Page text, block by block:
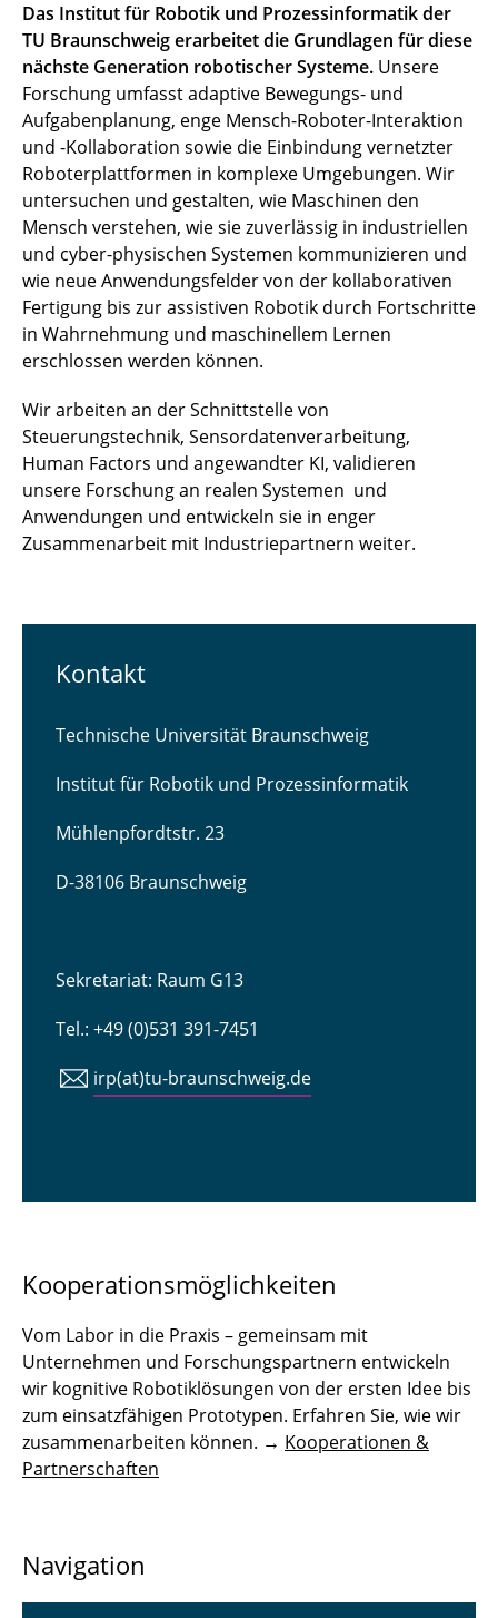
Das Institut für Robotik und Prozessinformatik der
TU Braunschweig erarbeitet die Grundlagen für diese
nächste Generation robotischer Systeme. Unsere
Forschung umfasst adaptive Bewegungs- und
Aufgabenplanung, enge Mensch-Roboter-Interaktion
und -Kollaboration sowie die Einbindung vernetzter
Roboterplattformen in komplexe Umgebungen. Wir
untersuchen und gestalten, wie Maschinen den
Mensch verstehen, wie sie zuverlässig in industriellen
und cyber-physischen Systemen kommunizieren und
wie neue Anwendungsfelder von der kollaborativen
Fertigung bis zur assistiven Robotik durch Fortschritte
in Wahrnehmung und maschinellem Lernen
erschlossen werden können.
Wir arbeiten an der Schnittstelle von
Steuerungstechnik, Sensordatenverarbeitung,
Human Factors und angewandter KI, validieren
unsere Forschung an realen Systemen und
Anwendungen und entwickeln sie in enger
Zusammenarbeit mit Industriepartnern weiter.
Kontakt
Technische Universität Braunschweig
Institut für Robotik und Prozessinformatik
Mühlenpfordtstr. 23
D-38106 Braunschweig
Sekretariat: Raum G13
Tel.: +49 (0)531 391-7451
irp(at)tu-braunschweig.de
Kooperationsmöglichkeiten
Vom Labor in die Praxis – gemeinsam mit
Unternehmen und Forschungspartnern entwickeln
wir kognitive Robotiklösungen von der ersten Idee bis
zum einsatzfähigen Prototypen. Erfahren Sie, wie wir
zusammenarbeiten können. → Kooperationen &
Partnerschaften
Navigation